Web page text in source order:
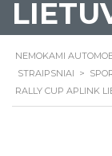
NEMOKAMI
STRAIPSNIAI >
RALLY CUP APLINK